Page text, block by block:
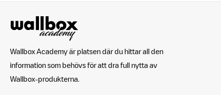
Wallbox Academy är platsen där du hittar all den
information som behövs för att dra full nytta av
Wallbox-produkterna.